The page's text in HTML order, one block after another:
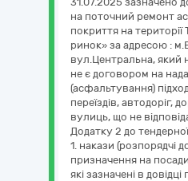
на поточний ремонт
покриття на
ринок» за адресою :
вул.Центральна, який
не є договором на
(асфальтування)
переїздів, автодоріг,
вулиць, що не
Додатку 2 до
1. накази (розпорядчі
призначення на
які зазначені в